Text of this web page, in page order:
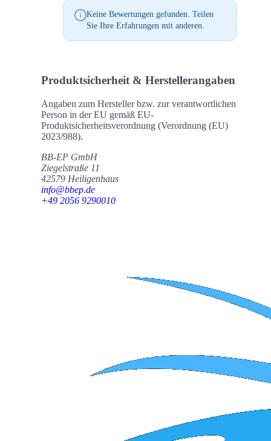
Keine Bewertungen gefunden. Teilen
Sie Ihre Erfahrungen mit anderen.
Produktsicherheit & Herstellerangaben
Angaben zum Hersteller bzw. zur verantwortlichen
Person in der EU gemäß EU-
Produktsicherheitsverordnung (Verordnung (EU)
2023/988).
BB-EP GmbH
Ziegelstraße 11
42579 Heiligenhaus
info@bbep.de
+49 2056 9290010